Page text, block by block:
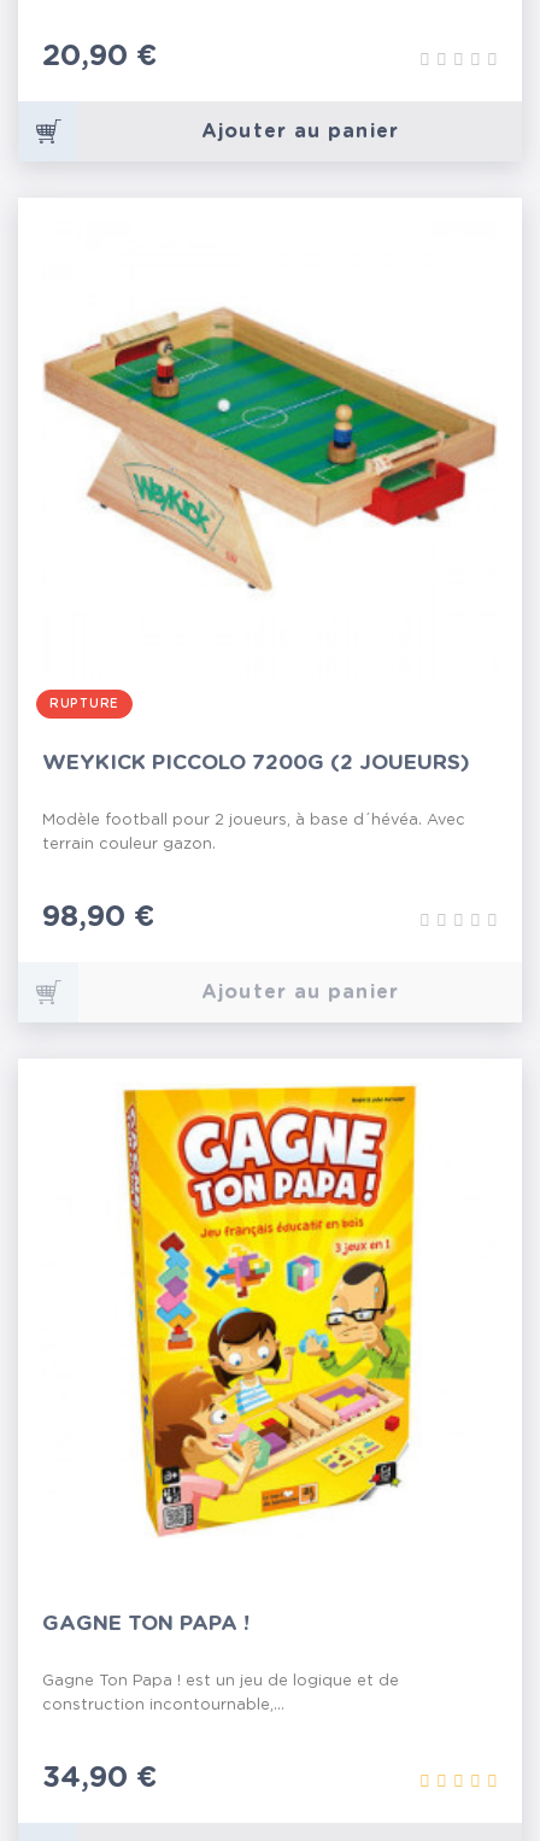
Prix
20,90 €
Ajouter au panier
RUPTURE
WEYKICK PICCOLO 7200G (2 JOUEURS)
Modèle football pour 2 joueurs, à base d´hévéa. Avec
terrain couleur gazon.
Prix
98,90 €
Ajouter au panier
GAGNE TON PAPA !
Gagne Ton Papa ! est un jeu de logique et de
construction incontournable,...
Prix
34,90 €